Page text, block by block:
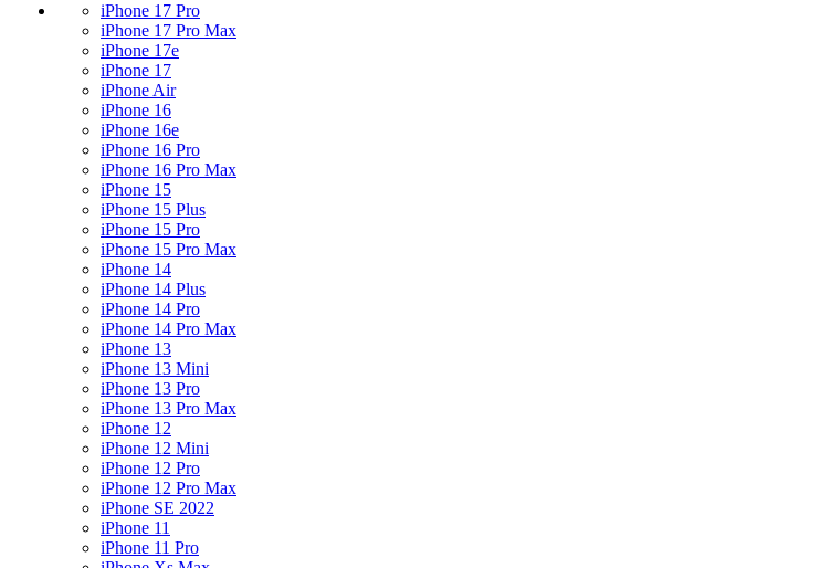
iPhone 17 Pro
iPhone 17 Pro Max
iPhone 17e
iPhone 17
iPhone Air
iPhone 16
iPhone 16e
iPhone 16 Pro
iPhone 16 Pro Max
iPhone 15
iPhone 15 Plus
iPhone 15 Pro
iPhone 15 Pro Max
iPhone 14
iPhone 14 Plus
iPhone 14 Pro
iPhone 14 Pro Max
iPhone 13
iPhone 13 Mini
iPhone 13 Pro
iPhone 13 Pro Max
iPhone 12
iPhone 12 Mini
iPhone 12 Pro
iPhone 12 Pro Max
iPhone SE 2022
iPhone 11
iPhone 11 Pro